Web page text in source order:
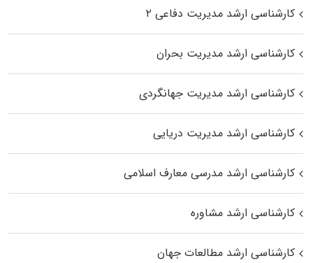
کارشناسی ارشد مدیریت دفاعی ۲
کارشناسی ارشد مدیریت بحران
کارشناسی ارشد مدیریت جهانگردی
کارشناسی ارشد مدیریت دریایی
کارشناسی ارشد مدرسی معارف اسلامی
کارشناسی ارشد مشاوره
کارشناسی ارشد مطالعات جهان